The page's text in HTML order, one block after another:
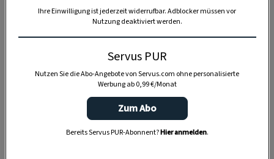
20 Minuten
Ihre Einwilligung ist jederzeit widerrufbar. Adblocker müssen vor
Nutzung deaktiviert werden.
Servus PUR
Nutzen Sie die Abo-Angebote von Servus.com ohne personalisierte
Werbung ab 0,99 €/Monat
Zum Abo
Bereits Servus PUR-Abonnent?Hier anmelden.